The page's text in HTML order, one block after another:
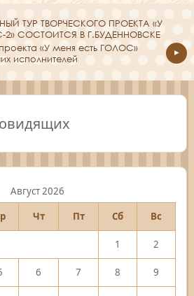
ТУР ТВОРЧЕСКОГО ПРОЕКТА «У
2» СОСТОИТСЯ В Г.БУДЕННОВСКЕ
«У меня есть ГОЛОС»
исполнителей
Август 2026
Чт Пт Сб Вс
1 2
6 7 8 9